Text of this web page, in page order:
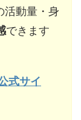
活動量・身
できます
式サイ